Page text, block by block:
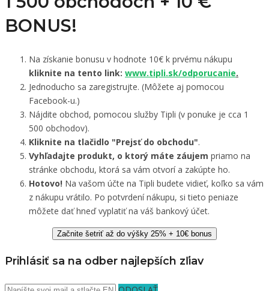
BONUS!
Na získanie bonusu v hodnote 10€ k prvému nákupu
kliknite na tento link: www.tipli.sk/odporucanie.
Jednoducho sa zaregistrujte. (Môžete aj pomocou
Facebook-u.)
Nájdite obchod, pomocou služby Tipli (v ponuke je cca 1
500 obchodov).
Kliknite na tlačidlo "Prejsť do obchodu".
Vyhľadajte produkt, o ktorý máte záujem priamo na
stránke obchodu, ktorá sa vám otvorí a zakúpte ho.
Hotovo! Na vašom účte na Tipli budete vidieť, koľko sa vám
z nákupu vrátilo. Po potvrdení nákupu, si tieto peniaze
môžete dať hneď vyplatiť na váš bankový účet.
Začnite šetriť až do výšky 25% + 10€ bonus
Prihlásiť sa na odber najlepších zľiav